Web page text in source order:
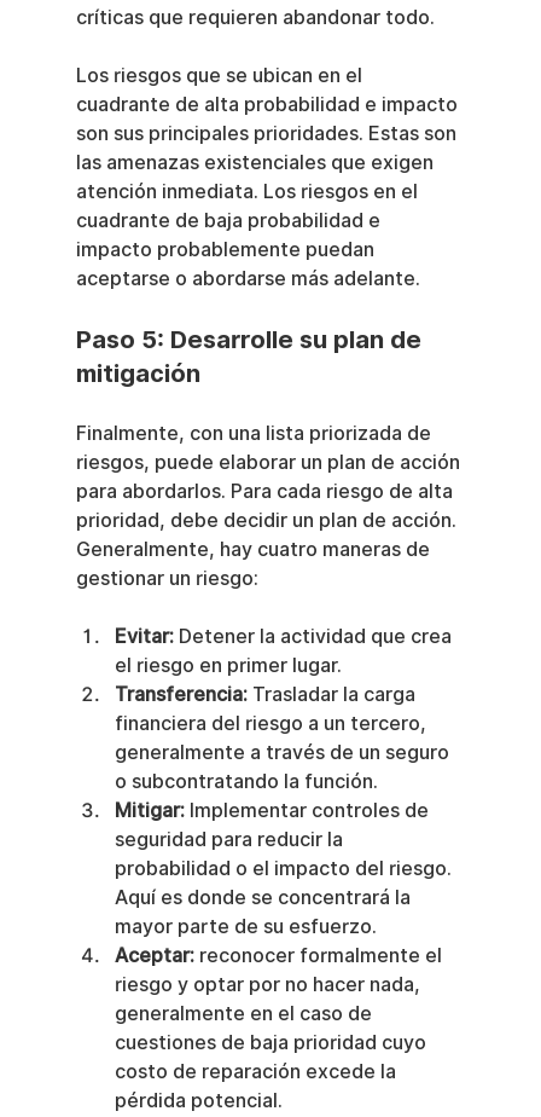
críticas que requieren abandonar todo.
Los riesgos que se ubican en el
cuadrante de alta probabilidad e impacto
son sus principales prioridades. Estas son
las amenazas existenciales que exigen
atención inmediata. Los riesgos en el
cuadrante de baja probabilidad e
impacto probablemente puedan
aceptarse o abordarse más adelante.
Paso 5: Desarrolle su plan de
mitigación
Finalmente, con una lista priorizada de
riesgos, puede elaborar un plan de acción
para abordarlos. Para cada riesgo de alta
prioridad, debe decidir un plan de acción.
Generalmente, hay cuatro maneras de
gestionar un riesgo:
Evitar: Detener la actividad que crea
el riesgo en primer lugar.
Transferencia: Trasladar la carga
financiera del riesgo a un tercero,
generalmente a través de un seguro
o subcontratando la función.
Mitigar: Implementar controles de
seguridad para reducir la
probabilidad o el impacto del riesgo.
Aquí es donde se concentrará la
mayor parte de su esfuerzo.
Aceptar: reconocer formalmente el
riesgo y optar por no hacer nada,
generalmente en el caso de
cuestiones de baja prioridad cuyo
costo de reparación excede la
pérdida potencial.